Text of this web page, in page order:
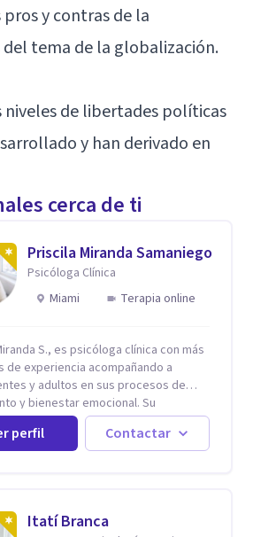
y contras de la
tema de la globalización.
de libertades políticas
y han derivado en
cerca de ti
Priscila Miranda Samaniego
Psicóloga Clínica
Miami
Terapia online
S., es psicóloga clínica con más
de experiencia acompañando a
y adultos en sus procesos de
y bienestar emocional. Su
se realizó en Ecuador y España.
cuenta con un Máster en
(INEFOC) y diversos diplomados
emocional, depresión, desarrollo
prevención del suicidio, crisis vitales
perfil Contactar
Itatí Branca